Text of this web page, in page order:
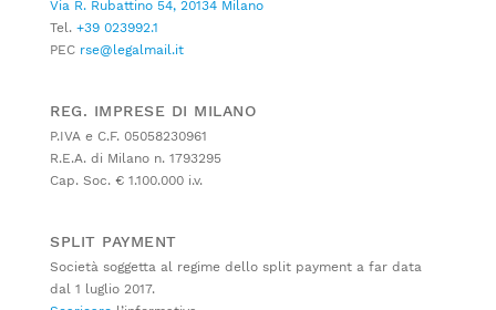
Via R. Rubattino 54, 20134 Milano
Tel. +39 023992.1
PEC rse@legalmail.it
REG. IMPRESE DI MILANO
P.IVA e C.F. 05058230961
R.E.A. di Milano n. 1793295
Cap. Soc. € 1.100.000 i.v.
SPLIT PAYMENT
Società soggetta al regime dello split payment a far data
dal 1 luglio 2017.